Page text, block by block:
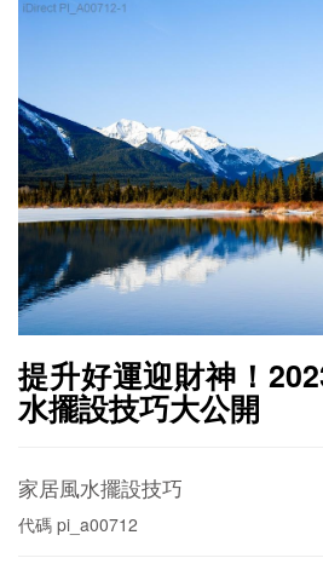
提升好運迎財神！
水擺設技巧大公開
家居風水擺設技巧
代碼 pi_a00712